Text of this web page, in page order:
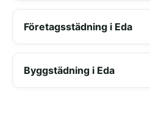
Företagsstädning i Eda
Byggstädning i Eda